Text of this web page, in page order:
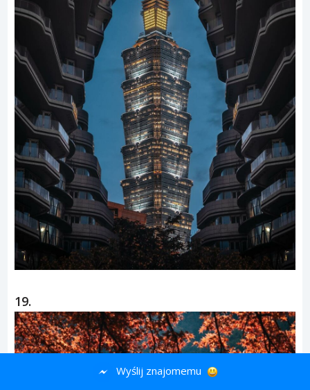
18.
Wyślij znajomemu